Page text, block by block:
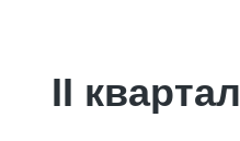
II квартал